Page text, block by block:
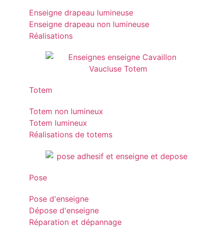
Enseigne drapeau lumineuse
Enseigne drapeau non lumineuse
Réalisations
Totem
Totem non lumineux
Totem lumineux
Réalisations de totems
Pose
Pose d'enseigne
Dépose d'enseigne
Réparation et dépannage